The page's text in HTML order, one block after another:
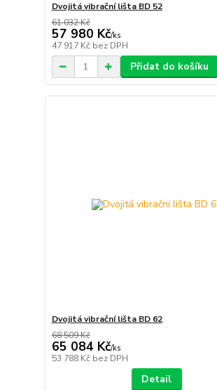
Dvojitá vibrační lišta BD 52
61 032 Kč
57 980 Kč/ks
47 917 Kč bez DPH
Přidat do košíku
Dvojitá vibrační lišta BD 62
68 509 Kč
65 084 Kč/ks
53 788 Kč bez DPH
Detail